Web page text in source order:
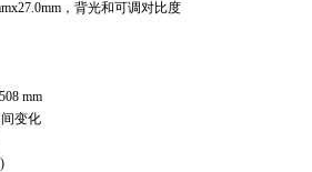
，背光和可调对比度
mm
变化